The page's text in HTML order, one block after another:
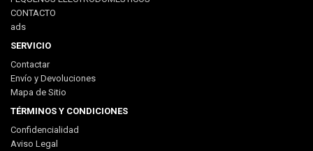
Gracias por suscribirse !
CONTACTO
ads
SERVICIO
Contactar
Envío y Devoluciones
Mapa de Sitio
TÉRMINOS Y CONDICIONES
Confidencialidad
Aviso Legal